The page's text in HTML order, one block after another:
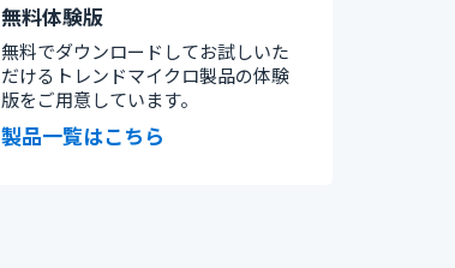
無料体験版
無料でダウンロードしてお試しいた
だけるトレンドマイクロ製品の体験
版をご用意しています。
製品一覧はこちら